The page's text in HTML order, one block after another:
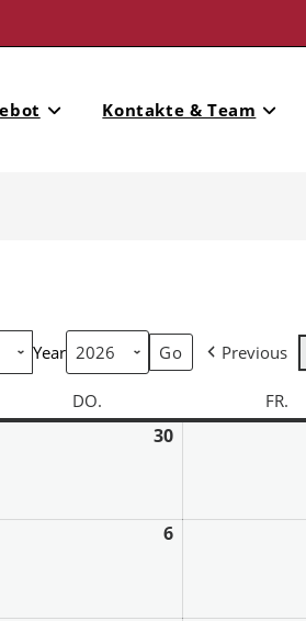
Kontakte & Team
Year Previous
DO. FR.
30
6